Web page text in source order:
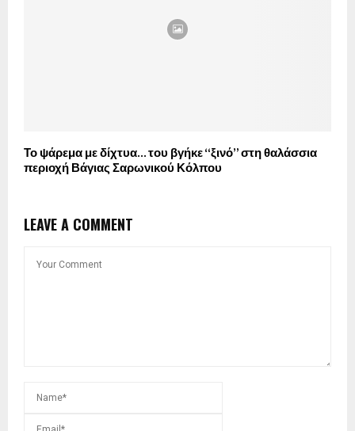
Το ψάρεμα με δίχτυα… του βγήκε “ξινό” στη θαλάσσια
περιοχή Βάγιας Σαρωνικού Κόλπου
LEAVE A COMMENT